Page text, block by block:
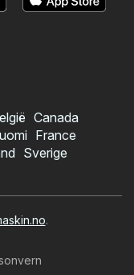
Canada
France
Sverige
.